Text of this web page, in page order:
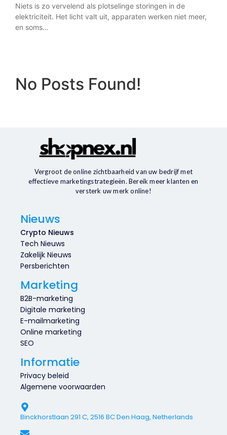
Niets is zo vervelend als plotselinge storingen in de
elektriciteit. Het licht valt uit, apparaten werken niet meer,
en soms…
No Posts Found!
Vergroot de online zichtbaarheid van uw bedrijf met
effectieve marketingstrategieën. Bereik meer klanten en
versterk uw merk online!
Nieuws
Crypto Nieuws
Tech Nieuws
Zakelijk Nieuws
Persberichten
Marketing
B2B-marketing
Digitale marketing
E-mailmarketing
Online marketing
SEO
Informatie
Privacy beleid
Algemene voorwaarden
Binckhorstlaan 291 C, 2516 BC Den Haag, Netherlands